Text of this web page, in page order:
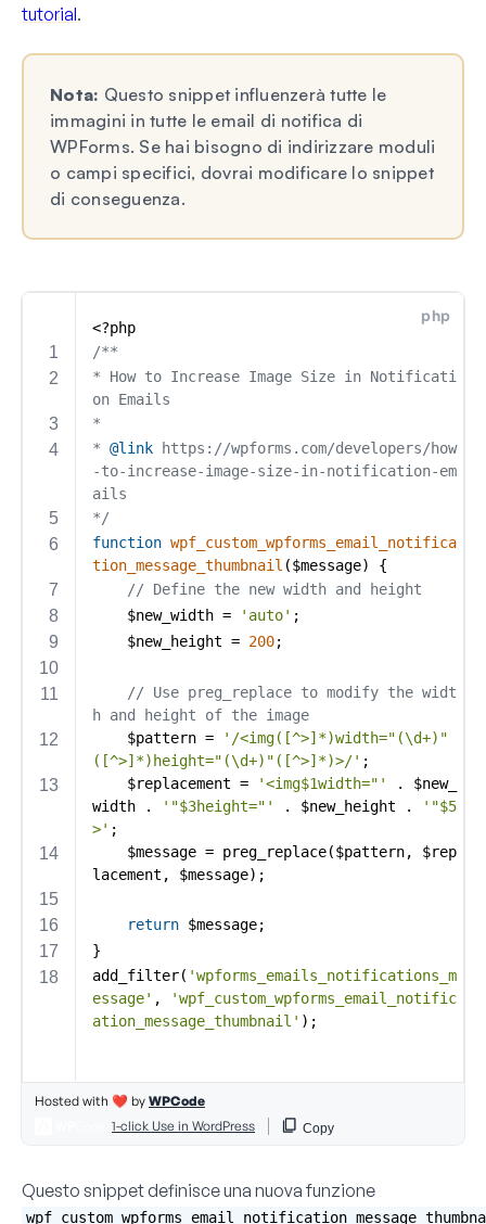
tutorial.
Nota: Questo snippet influenzerà tutte le
immagini in tutte le email di notifica di
WPForms. Se hai bisogno di indirizzare moduli
o campi specifici, dovrai modificare lo snippet
di conseguenza.
Questo snippet definisce una nuova funzione